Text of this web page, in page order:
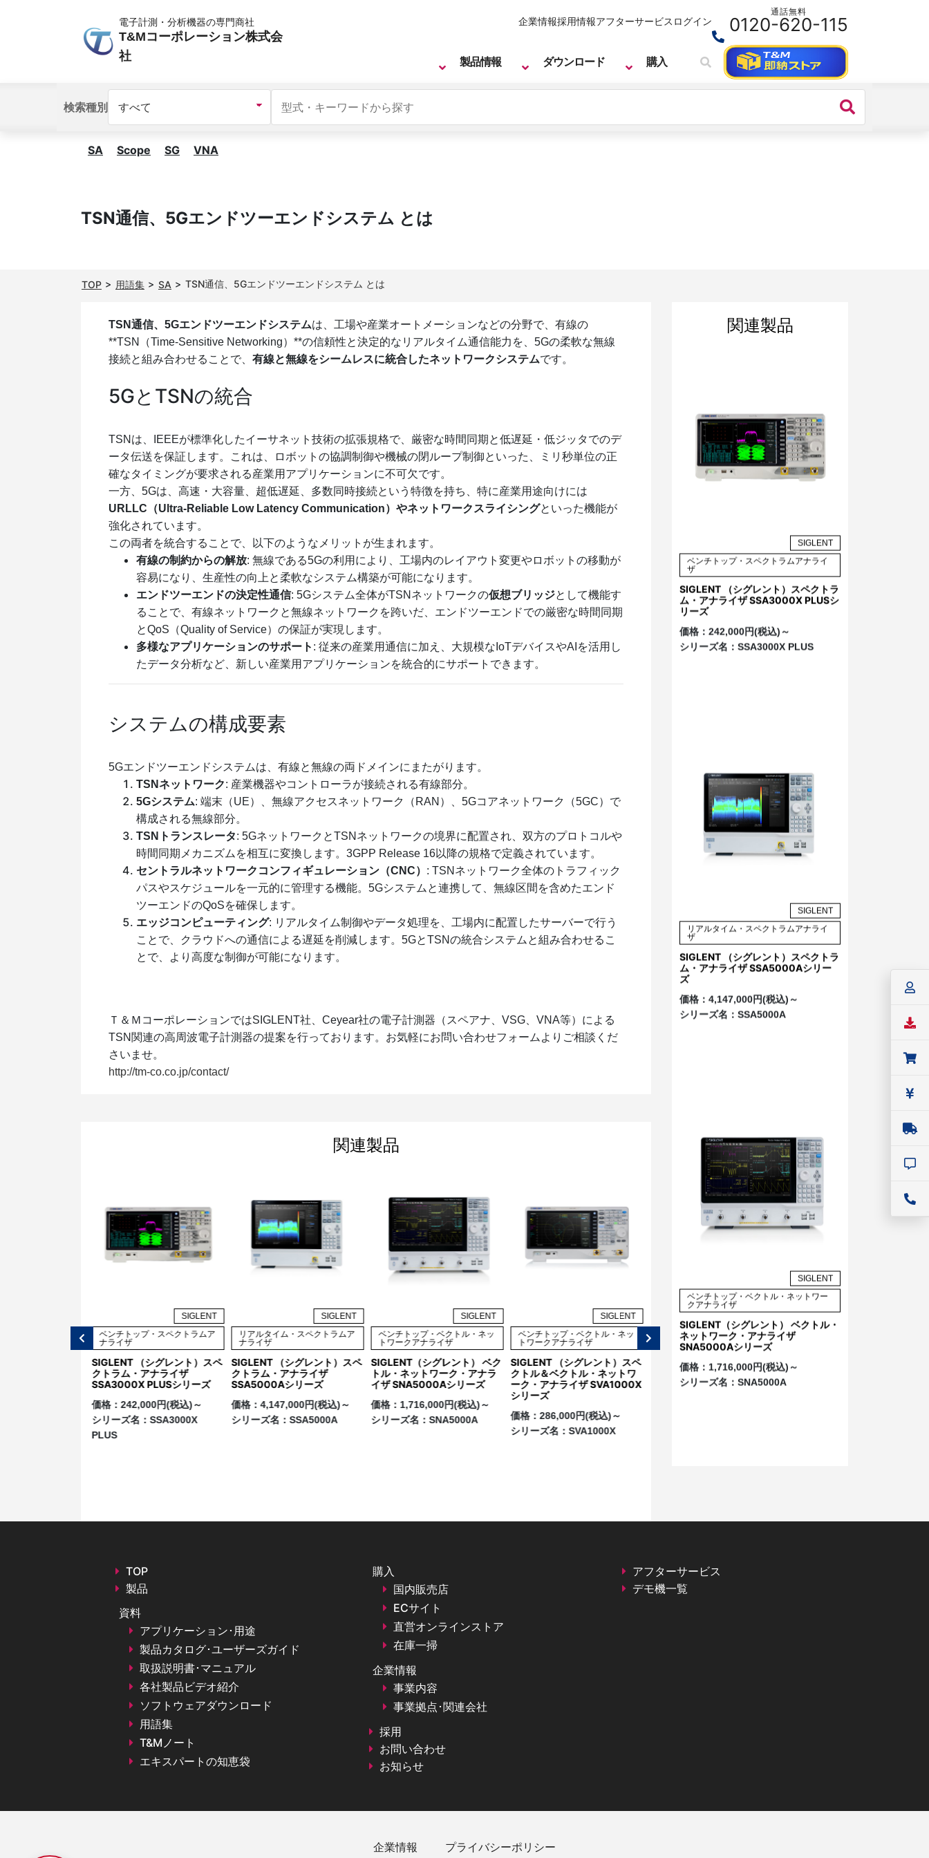
電子計測・分析機器の専門商社
T&Mコーポレーション株式会
社
製品情報 ダウンロード 購入
検索種別
企業情報採用情報アフターサービス ログイン
通話無料
0120-620-115
SA Scope SG VNA
TSN通信、5Gエンドツーエンドシステム とは
TOP 用語集 SA TSN通信、5Gエンドツーエンドシステム とは
TSN通信、5Gエンドツーエンドシステムは、工場や産業オートメーションなどの分野で、有線の
**TSN（Time-Sensitive Networking）**の信頼性と決定的なリアルタイム通信能力を、5Gの柔軟な無線
接続と組み合わせることで、 有線と無線をシームレスに統合したネットワークシステムです。
5GとTSNの統合
TSNは、IEEEが標準化したイーサネット技術の拡張規格で、厳密な時間同期と低遅延・低ジッタでのデ
ータ伝送を保証します。これは、ロボットの協調制御や機械の閉ループ制御といった、ミリ秒単位の正
確なタイミングが要求される産業用アプリケーションに不可欠です。
一方、5Gは、高速・大容量、超低遅延、多数同時接続という特徴を持ち、特に産業用途向けには
URLLC（Ultra-Reliable Low Latency Communication）やネットワークスライシングといった機能が
強化されています。
この両者を統合することで、以下のようなメリットが生まれます。
有線の制約からの解放: 無線である5Gの利用により、工場内のレイアウト変更やロボットの移動が
容易になり、生産性の向上と柔軟なシステム構築が可能になります。
エンドツーエンドの決定性通信: 5Gシステム全体がTSNネットワークの仮想ブリッジとして機能す
ることで、有線ネットワークと無線ネットワークを跨いだ、エンドツーエンドでの厳密な時間同期
とQoS（Quality of Service）の保証が実現します。
多様なアプリケーションのサポート : 従来の産業用通信に加え、大規模なIoTデバイスやAIを活用し
たデータ分析など、新しい産業用アプリケーションを統合的にサポートできます。
システムの構成要素
5Gエンドツーエンドシステムは、有線と無線の両ドメインにまたがります。
TSNネットワーク: 産業機器やコントローラが接続される有線部分。
5Gシステム: 端末（UE）、無線アクセスネットワーク（RAN）、5Gコアネットワーク（5GC）で
構成される無線部分。
TSNトランスレータ: 5GネットワークとTSNネットワークの境界に配置され、双方のプロトコルや
時間同期メカニズムを相互に変換します。3GPP Release 16以降の規格で定義されています。
セントラルネットワークコンフィギュレーション（CNC） : TSNネットワーク全体のトラフィック
パスやスケジュールを一元的に管理する機能。5Gシステムと連携して、無線区間を含めたエンド
ツーエンドのQoSを確保します。
エッジコンピューティング: リアルタイム制御やデータ処理を、工場内に配置したサーバーで行う
ことで、クラウドへの通信による遅延を削減します。5GとTSNの統合システムと組み合わせるこ
とで、より高度な制御が可能になります。
Ｔ＆ＭコーポレーションではSIGLENT社、Ceyear社の電子計測器（スペアナ、VSG、VNA等）による
TSN関連の高周波電子計測器の提案を行っております。お気軽にお問い合わせフォームよりご相談くだ
さいませ。
http://tm-co.co.jp/contact/
関連製品
SIGLENT
ベンチトップ・スペクトラムア
ナライザ
SIGLENT （シグレント）スペ
クトラム・アナライザ
SSA3000X PLUSシリーズ
価格： 242,000円(税込)～
シリーズ名： SSA3000X
PLUS
SIGLENT
リアルタイム・スペクトラムア
ナライザ
SIGLENT （シグレント）スペ
クトラム・アナライザ
SSA5000Aシリーズ
価格： 4,147,000円(税込)～
シリーズ名： SSA5000A
SIGLENT
ベンチトップ・ベクトル・ネッ
トワークアナライザ
SIGLENT（シグレント） ベク
トル・ネットワーク・アナラ
イザ SNA5000Aシリーズ
価格： 1,716,000円(税込)～
シリーズ名： SNA5000A
SIGLENT
ベンチトップ・ベクトル・ネッ
トワークアナライザ
SIGLENT （シグレント）スペ
クトル＆ベクトル・ネットワ
ーク・アナライザ SVA1000X
シリーズ
価格： 286,000円(税込)～
シリーズ名： SVA1000X
SIGLENT
ベンチトップ・スペクトラムア
ナライザ
SIGLENT （シグレント）スペ
クトラム・アナライザ
SSA3000X PLUSシリーズ
SDS7000A シリーズ デジタ
関連製品
SIGLENT
ベンチトップ・スペクトラムアナライ
ザ
SIGLENT （シグレント）スペクトラ
ム・アナライザ SSA3000X PLUSシ
リーズ
価格： 242,000円(税込)～
シリーズ名： SSA3000X PLUS
SIGLENT
リアルタイム・スペクトラムアナライ
ザ
SIGLENT （シグレント）スペクトラ
ム・アナライザ SSA5000Aシリー
ズ
価格： 4,147,000円(税込)～
シリーズ名： SSA5000A
SIGLENT
ベンチトップ・ベクトル・ネットワー
クアナライザ
SIGLENT（シグレント） ベクトル・
ネットワーク・アナライザ
SNA5000Aシリーズ
価格： 1,716,000円(税込)～
シリーズ名： SNA5000A
TOP
製品
資料
アプリケーション･用途
製品カタログ･ユーザーズガイド
取扱説明書･マニュアル
各社製品ビデオ紹介
ソフトウェアダウンロード
用語集
T&Mノート
エキスパートの知恵袋
購入
国内販売店
ECサイト
直営オンラインストア
在庫一掃
企業情報
事業内容
事業拠点･関連会社
採用
お問い合わせ
お知らせ
アフターサービス
デモ機一覧
企業情報 プライバシーポリシー